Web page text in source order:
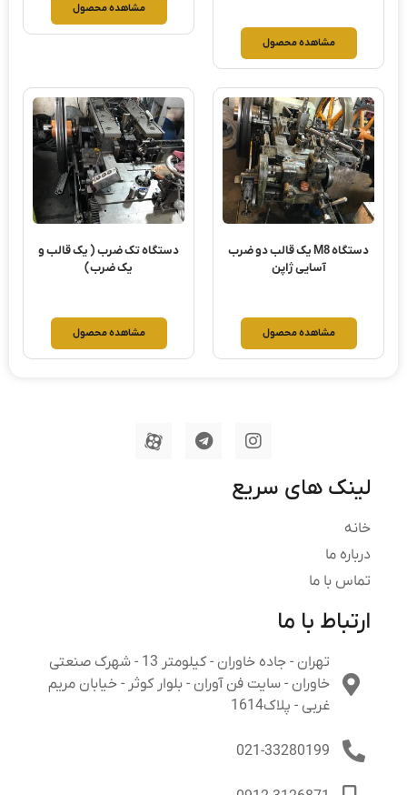
مشاهده محصول
مشاهده محصول
دستگاه M8 یک قالب دو ضرب
آسایی ژاپن
مشاهده محصول
دستگاه تک ضرب ( یک قالب و
یک ضرب)
مشاهده محصول
لینک های سریع
خانه
درباره ما
تماس با ما
ارتباط با ما
تهران - جاده خاوران - کیلومتر 13 - شهرک صنعتی
خاوران - سایت فن آوران - بلوار کوثر - خیابان مریم
غربی - پلاک1614
021-33280199